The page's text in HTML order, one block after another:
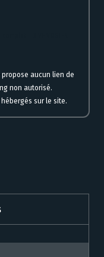
aucun lien de
non autorisé.
sur le site.